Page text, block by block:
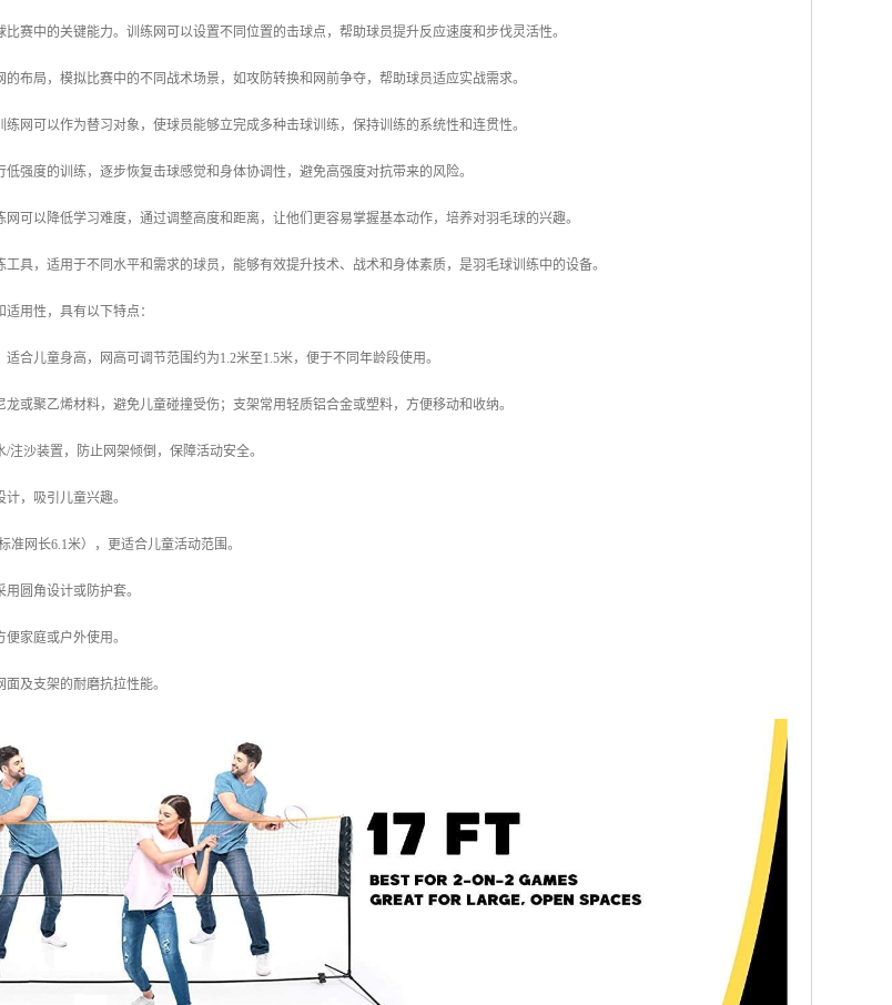
赛中的关键能力。训练网可以设置不同位置的击球点，帮助球员提升反应速度和步伐灵活性。
布局，模拟比赛中的不同战术场景，如攻防转换和网前争夺，帮助球员适应实战需求。
网可以作为替习对象，使球员能够立完成多种击球训练，保持训练的系统性和连贯性。
强度的训练，逐步恢复击球感觉和身体协调性，避免高强度对抗带来的风险。
可以降低学习难度，通过调整高度和距离，让他们更容易掌握基本动作，培养对羽毛球的兴趣。
具，适用于不同水平和需求的球员，能够有效提升技术、战术和身体素质，是羽毛球训练中的设备。
用性，具有以下特点：
合儿童身高，网高可调节范围约为1.2米至1.5米，便于不同年龄段使用。
或聚乙烯材料，避免儿童碰撞受伤；支架常用轻质铝合金或塑料，方便移动和收纳。
沙装置，防止网架倾倒，保障活动安全。
，吸引儿童兴趣。
准网长6.1米），更适合儿童活动范围。
圆角设计或防护套。
家庭或户外使用。
及支架的耐磨抗拉性能。